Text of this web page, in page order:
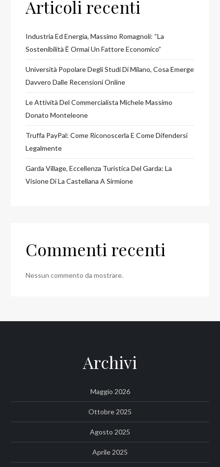
Articoli recenti
Industria Ed Energia, Massimo Romagnoli: “la
Sostenibilità È Ormai Un Fattore Economico”
Università Popolare Degli Studi Di Milano, Cosa Emerge
Davvero Dalle Recensioni Online
Le Attività Del Commercialista Michele Massimo
Donato Monteleone
Truffa PayPal: Come Riconoscerla E Come Difendersi
Legalmente
Garda Village, Eccellenza Turistica Del Garda: La
Visione Di La Castellana A Sirmione
Commenti recenti
Nessun commento da mostrare.
Archivi
Maggio 2026
Ottobre 2025
Agosto 2025
Aprile 2025